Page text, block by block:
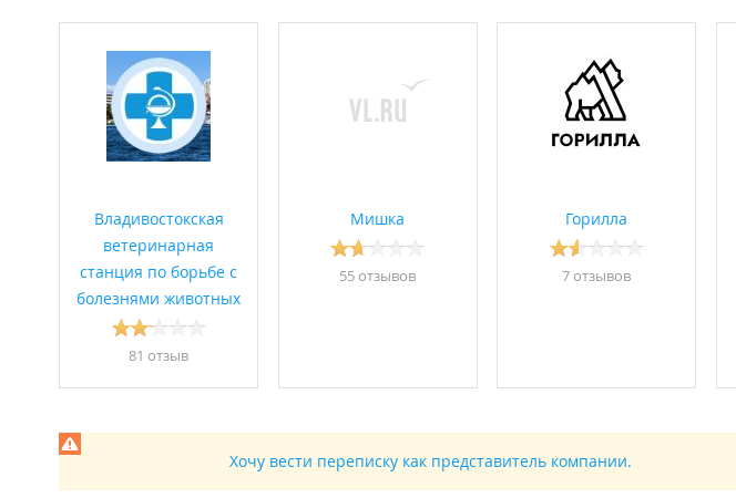
Владивостокская
ветеринарная
станция по борьбе с
болезнями животных
81 отзыв
Мишка
55 отзывов
Горилла
7 отзывов
Хочу вести переписку как представитель компании.